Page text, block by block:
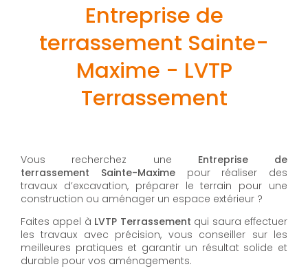
Entreprise de
terrassement Sainte-
Maxime - LVTP
Terrassement
Vous recherchez une Entreprise de
terrassement
Sainte-Maximepour réaliser des
travaux d’excavation, préparer le terrain pour une
construction ou aménager un espace extérieur ?
Faites appel à LVTP Terrassement qui saura effectuer
les travaux avec précision, vous conseiller sur les
meilleures pratiques et garantir un résultat solide et
durable pour vos aménagements.